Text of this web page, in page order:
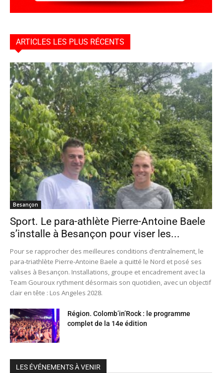
ARTICLES LES PLUS RÉCENTS
Besançon
Sport. Le para-athlète Pierre-Antoine Baele
s’installe à Besançon pour viser les...
Pour se rapprocher des meilleures conditions d’entraînement, le
para-triathlète Pierre-Antoine Baele a quitté le Nord et posé ses
valises à Besançon. Installations, groupe et encadrement avec la
Team Gouroux rythment désormais son quotidien, avec un objectif
clair en tête : Los Angeles 2028.
Région. Colomb’in’Rock : le programme
complet de la 14e édition
LES ÉVÉNEMENTS À VENIR